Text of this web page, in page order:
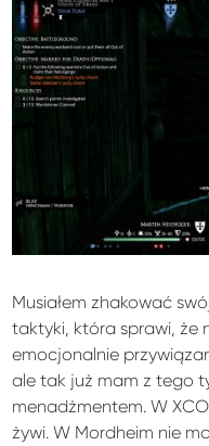
Musiałem zhakować
taktyki, która sprawi, że
emocjonalnie
ale tak już mam z tego
menadżmentem. W
żywi. W Mordheim nie